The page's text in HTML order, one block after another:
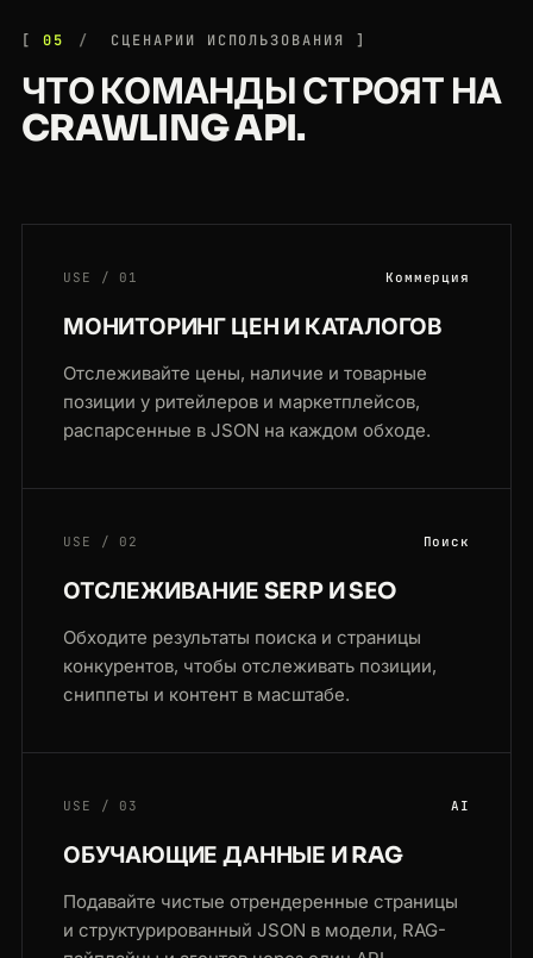
05 СЦЕНАРИИ ИСПОЛЬЗОВАНИЯ
ЧТО КОМАНДЫ СТРОЯТ НА
CRAWLING API.
USE / 01 Коммерция
МОНИТОРИНГ ЦЕН И КАТАЛОГОВ
Отслеживайте цены, наличие и товарные
позиции у ритейлеров и маркетплейсов,
распарсенные в JSON на каждом обходе.
USE / 02 Поиск
ОТСЛЕЖИВАНИЕ SERP И SEO
Обходите результаты поиска и страницы
конкурентов, чтобы отслеживать позиции,
сниппеты и контент в масштабе.
USE / 03 AI
ОБУЧАЮЩИЕ ДАННЫЕ И RAG
Подавайте чистые отрендеренные страницы
и структурированный JSON в модели, RAG-